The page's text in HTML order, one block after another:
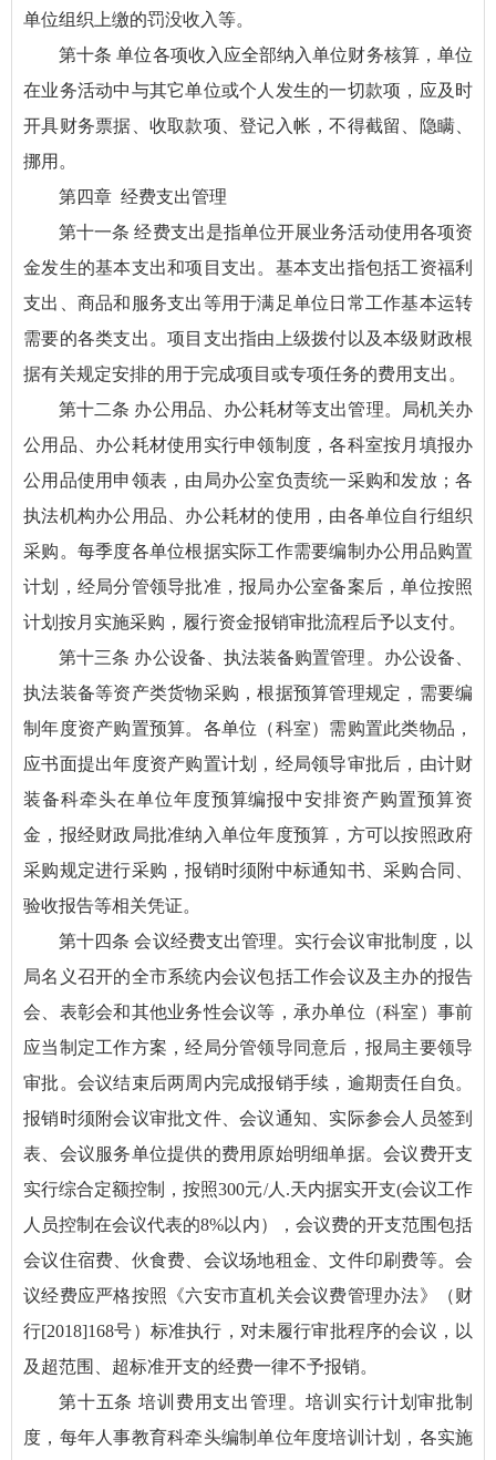
单位组织上缴的罚没收入等。
第十条 单位各项收入应全部纳入单位财务核算，单位
在业务活动中与其它单位或个人发生的一切款项，应及时
开具财务票据、收取款项、登记入帐，不得截留、隐瞒、
挪用。
第四章 经费支出管理
第十一条 经费支出是指单位开展业务活动使用各项资
金发生的基本支出和项目支出。基本支出指包括工资福利
支出、商品和服务支出等用于满足单位日常工作基本运转
需要的各类支出。项目支出指由上级拨付以及本级财政根
据有关规定安排的用于完成项目或专项任务的费用支出。
第十二条 办公用品、办公耗材等支出管理。局机关办
公用品、办公耗材使用实行申领制度，各科室按月填报办
公用品使用申领表，由局办公室负责统一采购和发放；各
执法机构办公用品、办公耗材的使用，由各单位自行组织
采购。每季度各单位根据实际工作需要编制办公用品购置
计划，经局分管领导批准，报局办公室备案后，单位按照
计划按月实施采购，履行资金报销审批流程后予以支付。
第十三条 办公设备、执法装备购置管理。办公设备、
执法装备等资产类货物采购，根据预算管理规定，需要编
制年度资产购置预算。各单位（科室）需购置此类物品，
应书面提出年度资产购置计划，经局领导审批后，由计财
装备科牵头在单位年度预算编报中安排资产购置预算资
金，报经财政局批准纳入单位年度预算，方可以按照政府
采购规定进行采购，报销时须附中标通知书、采购合同、
验收报告等相关凭证。
第十四条 会议经费支出管理。实行会议审批制度，以
局名义召开的全市系统内会议包括工作会议及主办的报告
会、表彰会和其他业务性会议等，承办单位（科室）事前
应当制定工作方案，经局分管领导同意后，报局主要领导
审批。会议结束后两周内完成报销手续，逾期责任自负。
报销时须附会议审批文件、会议通知、实际参会人员签到
表、会议服务单位提供的费用原始明细单据。会议费开支
实行综合定额控制，按照300元/人.天内据实开支(会议工作
人员控制在会议代表的8%以内），会议费的开支范围包括
会议住宿费、伙食费、会议场地租金、文件印刷费等。会
议经费应严格按照《六安市直机关会议费管理办法》（财
行[2018]168号）标准执行，对未履行审批程序的会议，以
及超范围、超标准开支的经费一律不予报销。
第十五条 培训费用支出管理。培训实行计划审批制
度，每年人事教育科牵头编制单位年度培训计划，各实施